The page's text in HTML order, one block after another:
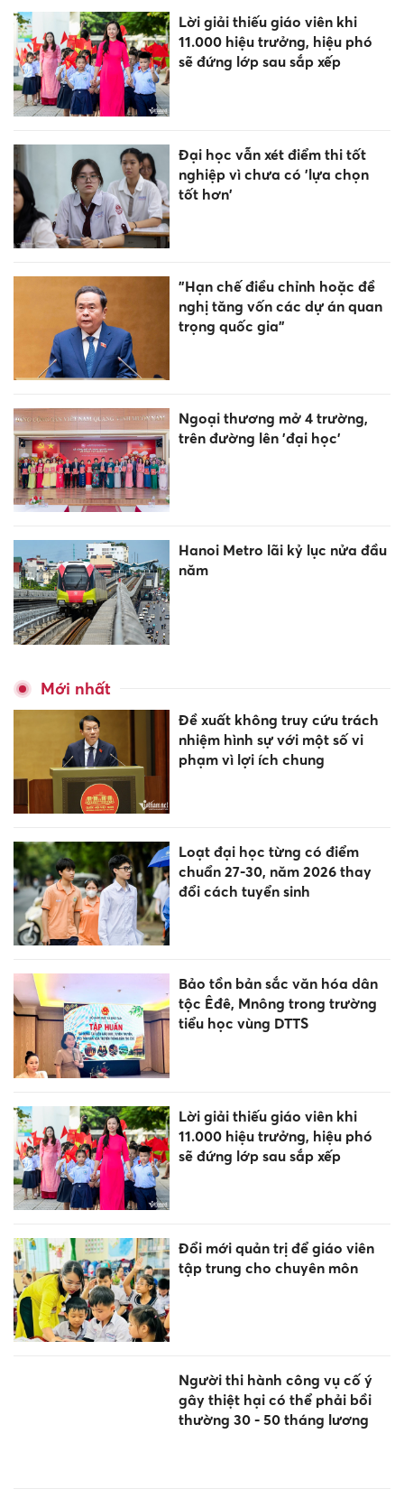
Lời giải thiếu giáo viên khi
11.000 hiệu trưởng, hiệu phó
sẽ đứng lớp sau sắp xếp
Đại học vẫn xét điểm thi tốt
nghiệp vì chưa có 'lựa chọn
tốt hơn'
"Hạn chế điều chỉnh hoặc đề
nghị tăng vốn các dự án quan
trọng quốc gia"
Ngoại thương mở 4 trường,
trên đường lên 'đại học'
Hanoi Metro lãi kỷ lục nửa đầu
năm
Mới nhất
Đề xuất không truy cứu trách
nhiệm hình sự với một số vi
phạm vì lợi ích chung
Loạt đại học từng có điểm
chuẩn 27-30, năm 2026 thay
đổi cách tuyển sinh
Bảo tồn bản sắc văn hóa dân
tộc Êđê, Mnông trong trường
tiểu học vùng DTTS
Lời giải thiếu giáo viên khi
11.000 hiệu trưởng, hiệu phó
sẽ đứng lớp sau sắp xếp
Đổi mới quản trị để giáo viên
tập trung cho chuyên môn
Người thi hành công vụ cố ý
gây thiệt hại có thể phải bồi
thường 30 - 50 tháng lương